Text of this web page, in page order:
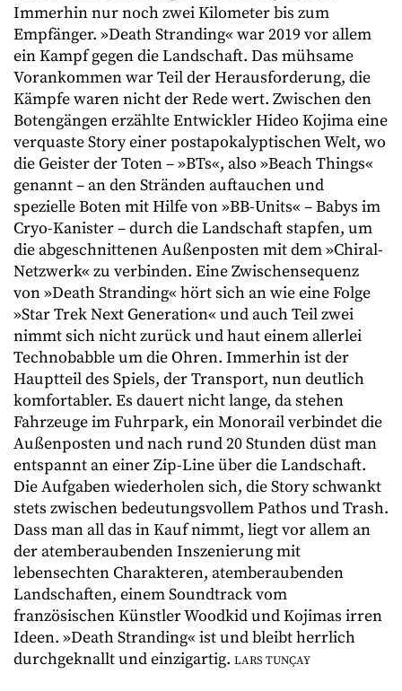
Immerhin nur noch zwei Kilometer bis zum
Empfänger. »Death Stranding« war 2019 vor allem
ein Kampf gegen die Landschaft. Das mühsame
Vorankommen war Teil der Herausforderung, die
Kämpfe waren nicht der Rede wert. Zwischen den
Botengängen erzählte Entwickler Hideo Kojima eine
verquaste Story einer postapokalyptischen Welt, wo
die Geister der Toten – »BTs«, also »Beach Things«
genannt – an den Stränden auftauchen und
spezielle Boten mit Hilfe von »BB-Units« – Babys im
Cryo-Kanister – durch die Landschaft stapfen, um
die abgeschnittenen Außenposten mit dem »Chiral-
Netzwerk« zu verbinden. Eine Zwischensequenz
von »Death Stranding« hört sich an wie eine Folge
»Star Trek Next Generation« und auch Teil zwei
nimmt sich nicht zurück und haut einem allerlei
Technobabble um die Ohren. Immerhin ist der
Hauptteil des Spiels, der Transport, nun deutlich
komfortabler. Es dauert nicht lange, da stehen
Fahrzeuge im Fuhrpark, ein Monorail verbindet die
Außenposten und nach rund 20 Stunden düst man
entspannt an einer Zip-Line über die Landschaft.
Die Aufgaben wiederholen sich, die Story schwankt
stets zwischen bedeutungsvollem Pathos und Trash.
Dass man all das in Kauf nimmt, liegt vor allem an
der atemberaubenden Inszenierung mit
lebensechten Charakteren, atemberaubenden
Landschaften, einem Soundtrack vom
französischen Künstler Woodkid und Kojimas irren
Ideen. »Death Stranding« ist und bleibt herrlich
durchgeknallt und einzigartig. LARS TUNÇAY